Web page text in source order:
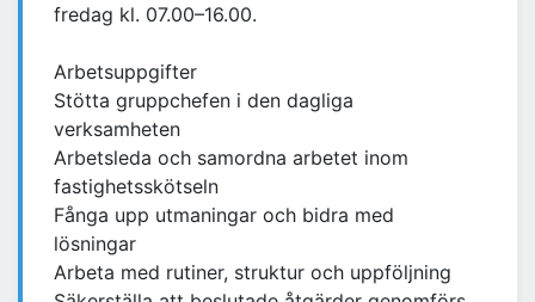
fredag kl. 07.00–16.00.
Arbetsuppgifter
Stötta gruppchefen i den dagliga
verksamheten
Arbetsleda och samordna arbetet inom
fastighetsskötseln
Fånga upp utmaningar och bidra med
lösningar
Arbeta med rutiner, struktur och uppföljning